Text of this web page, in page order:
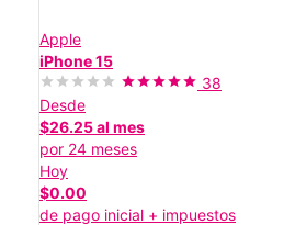
Apple
iPhone 15
38
Desde
$26.25 al mes
por 24 meses
Hoy
$0.00
de pago inicial + impuestos